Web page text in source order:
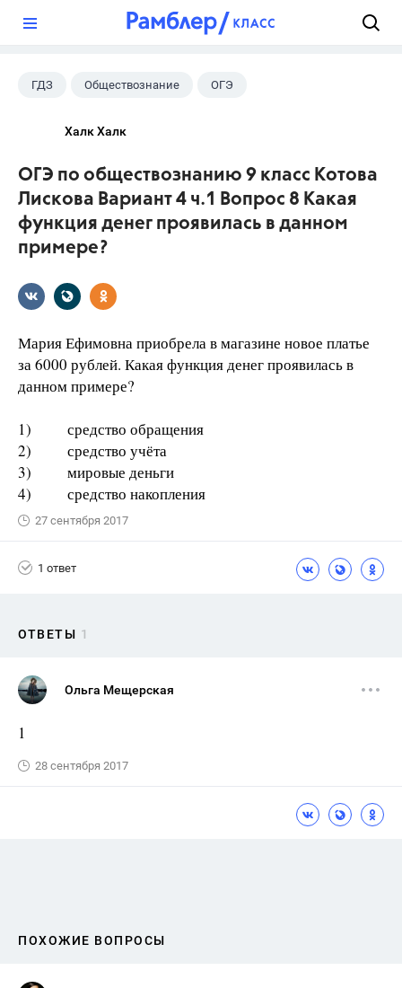
ГДЗ Обществознание ОГЭ
Халк Халк
ОГЭ по обществознанию 9 класс Котова
Лискова Вариант 4 ч.1 Вопрос 8 Какая
функция денег проявилась в данном
примере?
Мария Ефимовна приобрела в магазине новое платье
за 6000 рублей. Какая функция денег проявилась в
данном примере?
1) средство обращения
2) средство учёта
3) мировые деньги
4) средство накопления
27 сентября 2017
1 ответ
ОТВЕТЫ 1
Ольга Мещерская
1
28 сентября 2017
ПОХОЖИЕ ВОПРОСЫ